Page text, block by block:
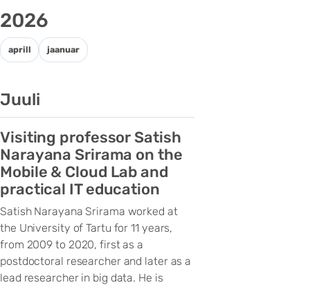
2026
aprill jaanuar
Juuli
Visiting professor Satish
Narayana Srirama on the
Mobile & Cloud Lab and
practical IT education
Satish Narayana Srirama worked at
the University of Tartu for 11 years,
from 2009 to 2020, first as a
postdoctoral researcher and later as a
lead researcher in big data. He is